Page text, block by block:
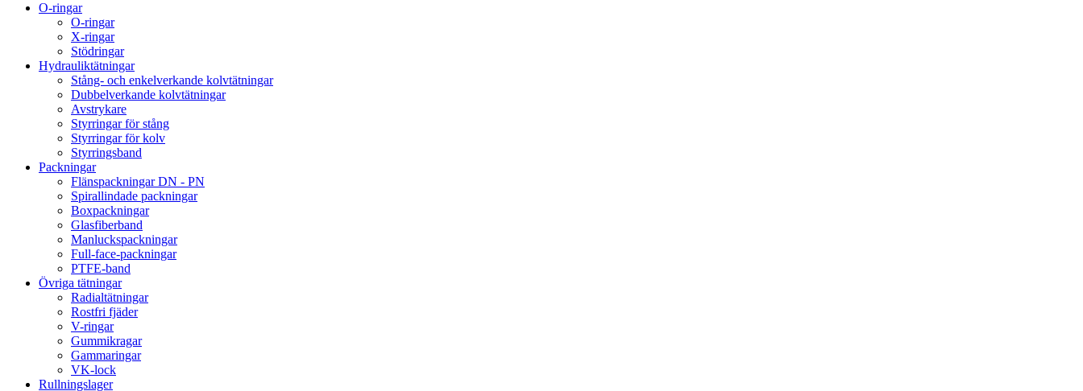
O-ringar
O-ringar
X-ringar
Stödringar
Hydrauliktätningar
Stång- och enkelverkande kolvtätningar
Dubbelverkande kolvtätningar
Avstrykare
Styrringar för stång
Styrringar för kolv
Styrringsband
Packningar
Flänspackningar DN - PN
Spirallindade packningar
Boxpackningar
Glasfiberband
Manluckspackningar
Full-face-packningar
PTFE-band
Övriga tätningar
Radialtätningar
Rostfri fjäder
V-ringar
Gummikragar
Gammaringar
VK-lock
Rullningslager